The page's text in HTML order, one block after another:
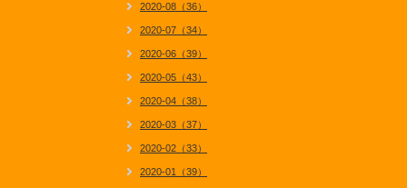
2020-08（36）
2020-07（34）
2020-06（39）
2020-05（43）
2020-04（38）
2020-03（37）
2020-02（33）
2020-01（39）